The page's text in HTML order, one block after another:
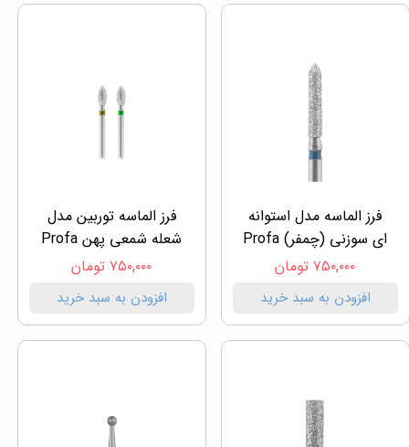
فرز الماسه مدل استوانه
ای سوزنی (چمفر) Profa
۷۵۰,۰۰۰ تومان
افزودن به سبد خرید
فرز الماسه توربین مدل
شعله شمعی پهن Profa
۷۵۰,۰۰۰ تومان
افزودن به سبد خرید